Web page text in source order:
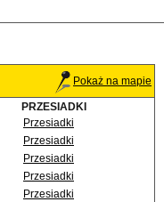
Pokaż na mapie
PRZESIADKI
Przesiadki
Przesiadki
Przesiadki
Przesiadki
Przesiadki